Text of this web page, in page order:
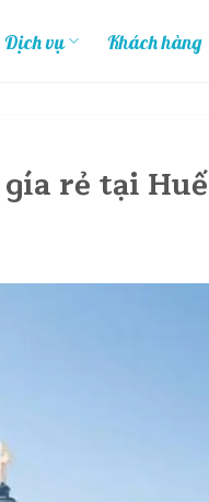
Dịch vụ Khách hàng
rẻ tại Huế